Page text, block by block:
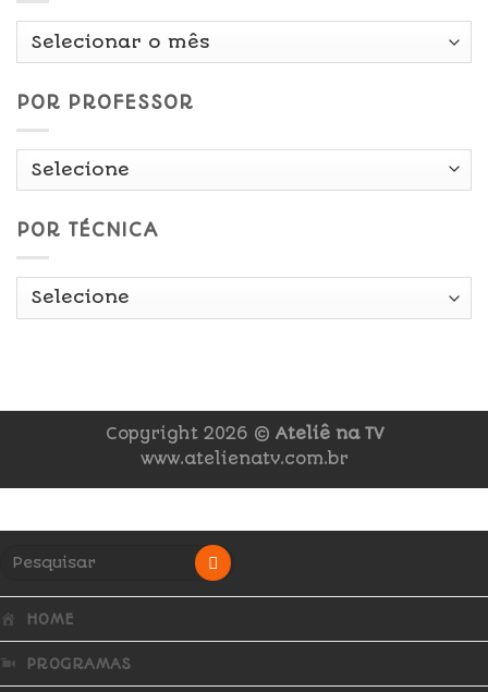
Por
POR PROFESSOR
POR TÉCNICA
Copyright 2026 © Ateliê na TV
www.atelienatv.com.br
HOME
PROGRAMAS